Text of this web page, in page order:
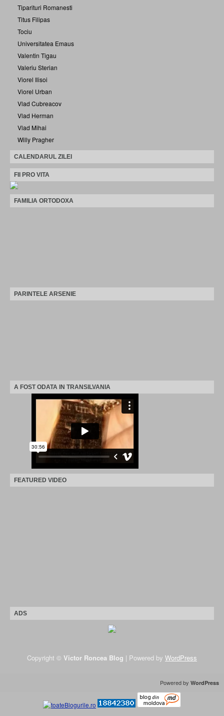
Tiparituri Romanesti
Titus Filipas
Tociu
Universitatea Emaus
Valentin Tigau
Valeriu Sterian
Viorel Ilisoi
Viorel Urban
Vlad Cubreacov
Vlad Herman
Vlad Mihai
Willy Pragher
CALENDARUL ZILEI
FII PRO VITA
FAMILIA ORTODOXA
PARINTELE ARSENIE
A FOST ODATA IN TRANSILVANIA
FEATURED VIDEO
ADS
Copyright © Victor Roncea Blog | Powered by WordPress
Powered by WordPress